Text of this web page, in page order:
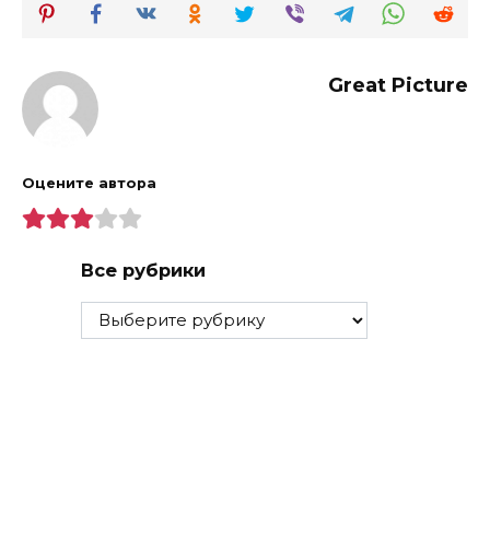
Great Picture
Оцените автора
Все рубрики
Все
рубрики